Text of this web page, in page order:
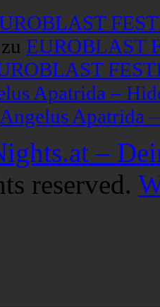
zu EUROBLAST
Apatrida –
Angelus Apatrida
–
reserved.